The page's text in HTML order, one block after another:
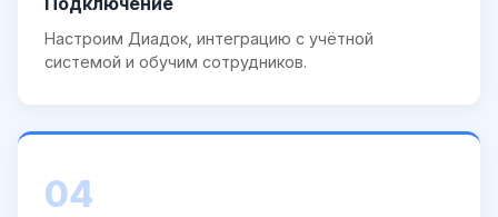
Настроим Диадок, интеграцию с учётной
системой и обучим сотрудников.
04